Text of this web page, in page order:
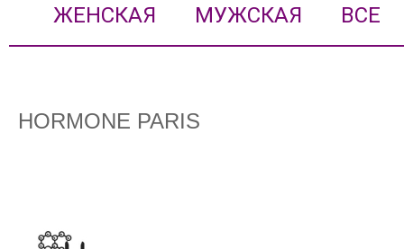
ЖЕНСКАЯ МУЖСКАЯ ВСЕ
HORMONE PARIS